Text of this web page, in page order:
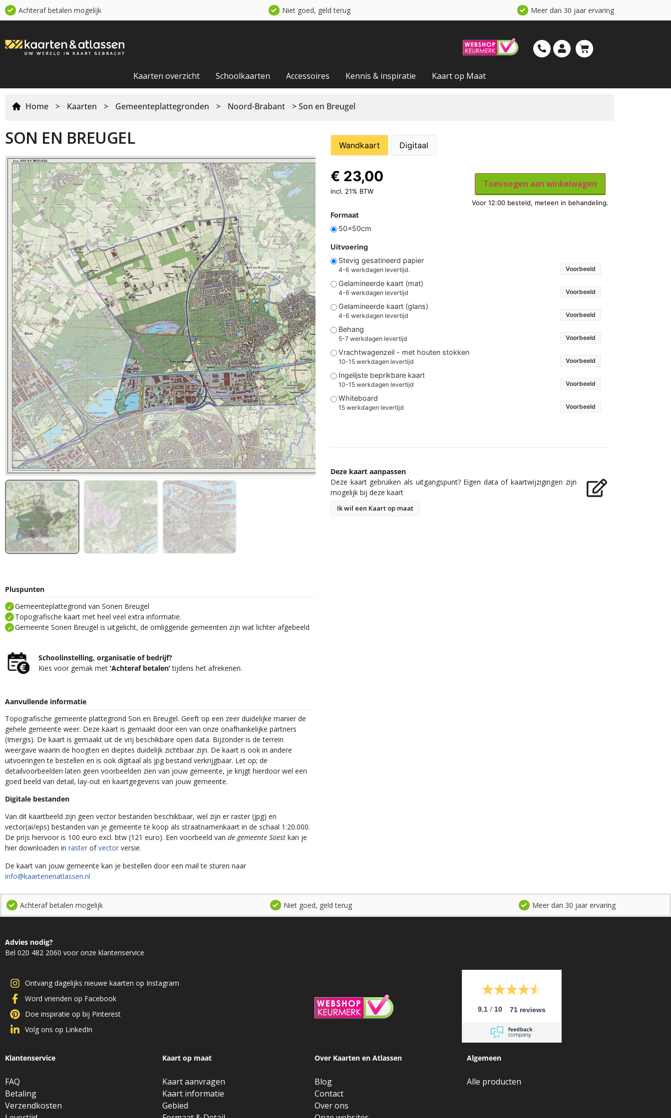
Achteraf betalen mogelijk Niet goed, geld terug Meer dan 30 jaar ervaring
Kaarten overzicht Schoolkaarten Accessoires Kennis & inspiratie Kaart op Maat
Home > Kaarten > Gemeenteplattegronden > Noord-Brabant > Son en Breugel
SON EN BREUGEL
Pluspunten
Gemeenteplattegrond van Sonen Breugel
Topografische kaart met heel veel extra informatie.
Gemeente Sonen Breugel is uitgelicht, de omliggende gemeenten zijn wat lichter afgebeeld
Schoolinstelling, organisatie of bedrijf?
Kies voor gemak met‘Achteraf betalen’tijdens het afrekenen.
Aanvullende informatie
Topografische gemeente plattegrond Son en Breugel. Geeft op een zeer duidelijke manier de
gehele gemeente weer. Deze kaart is gemaakt door een van onze onafhankelijke partners
(Imergis). De kaart is gemaakt uit de vrij beschikbare open data. Bijzonder is de terrein
weergave waarin de hoogten en dieptes duidelijk zichtbaar zijn. De kaart is ook in andere
uitvoeringen te bestellen en is ook digitaal als jpg bestand verkrijgbaar. Let op; de
detailvoorbeelden laten geen voorbeelden zien van jouw gemeente, je krijgt hierdoor wel een
goed beeld van detail, lay-out en kaartgegevens van jouw gemeente.
Digitale bestanden
Van dit kaartbeeld zijn geen vector bestanden beschikbaar, wel zijn er raster (jpg) en
vector(ai/eps) bestanden van je gemeente te koop als straatnamenkaart in de schaal 1:20.000.
De prijs hiervoor is 100 euro excl. btw (121 euro). Een voorbeeld van de gemeente Soest kan je
hier downloaden in raster ofvector versie.
De kaart van jouw gemeente kan je bestellen door een mail te sturen naar
info@kaartenenatlassen.nl
Wandkaart Digitaal
Formaat
50x50cm
Uitvoering
Stevig gesatineerd papier
4-6 werkdagen levertijd. Voorbeeld
Gelamineerde kaart (mat)
4-6 werkdagen levertijd Voorbeeld
Gelamineerde kaart (glans)
4-6 werkdagen levertijd Voorbeeld
Behang
5-7 werkdagen levertijd Voorbeeld
Vrachtwagenzeil - met houten stokken
10-15 werkdagen levertijd Voorbeeld
Ingelijste beprikbare kaart
10-15 werkdagen levertijd Voorbeeld
Whiteboard
15 werkdagen levertijd Voorbeeld
€ 23,00
incl. 21% BTW
Toevoegen aan winkelwagen
Deze kaart aanpassen
Deze kaart gebruiken als uitgangspunt? Eigen data of kaartwijzigingen zijn
mogelijk bij deze kaart
Ik wil een Kaart op maat
Achteraf betalen mogelijk Niet goed, geld terug Meer dan 30 jaar ervaring
Advies nodig?
Bel 020 482 2060 voor onze klantenservice
Ontvang dagelijks nieuwe kaarten op Instagram
Word vrienden op Facebook
Doe inspiratie op bij Pinterest
Volg ons op LinkedIn
9.1 / 10 71 reviews
Klantenservice
FAQ
Betaling
Verzendkosten
Kaart op maat
Kaart aanvragen
Kaart informatie
Gebied
Over Kaarten en Atlassen
Blog
Contact
Over ons
Algemeen
Alle producten